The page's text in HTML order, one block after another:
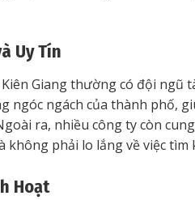
Uy Tín
Giang thường có đội ngũ
ngóc ngách của thành phố,
ra, nhiều công ty còn
không phải lo lắng về việc tìm
Hoạt